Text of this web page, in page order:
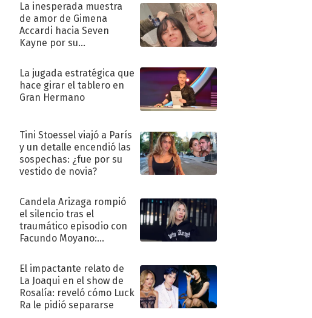
La inesperada muestra
de amor de Gimena
Accardi hacia Seven
Kayne por su
La jugada estratégica que
hace girar el tablero en
Gran Hermano
Tini Stoessel viajó a París
y un detalle encendió las
sospechas: ¿fue por su
vestido de novia?
Candela Arizaga rompió
el silencio tras el
traumático episodio con
Facundo Moyano:
El impactante relato de
La Joaqui en el show de
Rosalía: reveló cómo Luck
Ra le pidió separarse